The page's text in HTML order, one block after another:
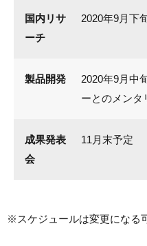
国内リサ
ーチ
2020年9月下
製品開発
2020年9月中
ーとのメンタ
成果発表
会
11月末予定
※スケジュールは変更になる